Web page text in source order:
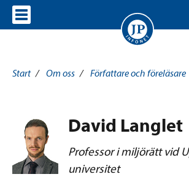
Start / Om oss / Författare och föreläsare
David Langlet
Professor i miljörätt vid
universitet